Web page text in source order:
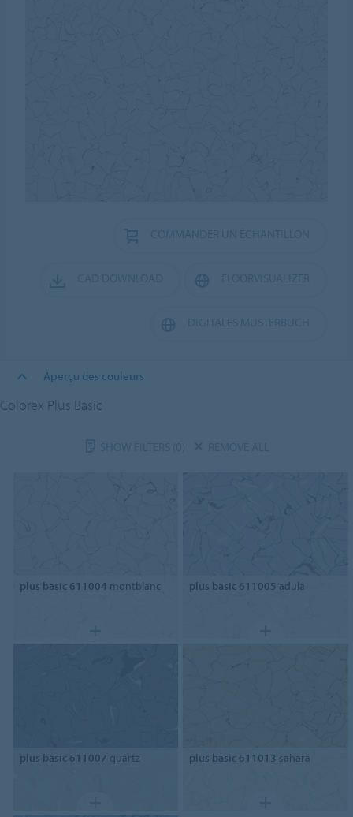
Aperçu des couleurs
Colorex Plus Basic
plus basic 611004 montblanc plus basic 611005 adula
plus basic 611007 quartz plus basic 611013 sahara